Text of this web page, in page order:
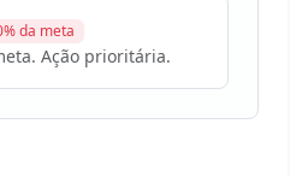
da meta
Ação prioritária.